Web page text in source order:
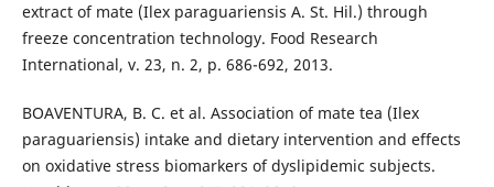
extract of mate (Ilex paraguariensis A. St. Hil.) through
freeze concentration technology. Food Research
International, v. 23, n. 2, p. 686-692, 2013.
BOAVENTURA, B. C. et al. Association of mate tea (Ilex
paraguariensis) intake and dietary intervention and effects
on oxidative stress biomarkers of dyslipidemic subjects.